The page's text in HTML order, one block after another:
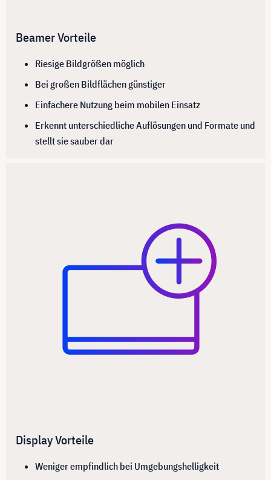
Beamer Vorteile
Riesige Bildgrößen möglich
Bei großen Bildflächen günstiger
Einfachere Nutzung beim mobilen Einsatz
Erkennt unterschiedliche Auflösungen und Formate und
stellt sie sauber dar
Display Vorteile
Weniger empfindlich bei Umgebungshelligkeit